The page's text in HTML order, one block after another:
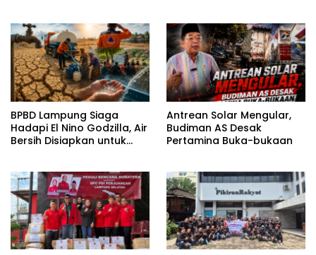
BPBD Lampung Siaga
Hadapi El Nino Godzilla, Air
Bersih Disiapkan untuk
Antrean Solar Mengular,
Budiman AS Desak
Pertamina Buka-bukaan